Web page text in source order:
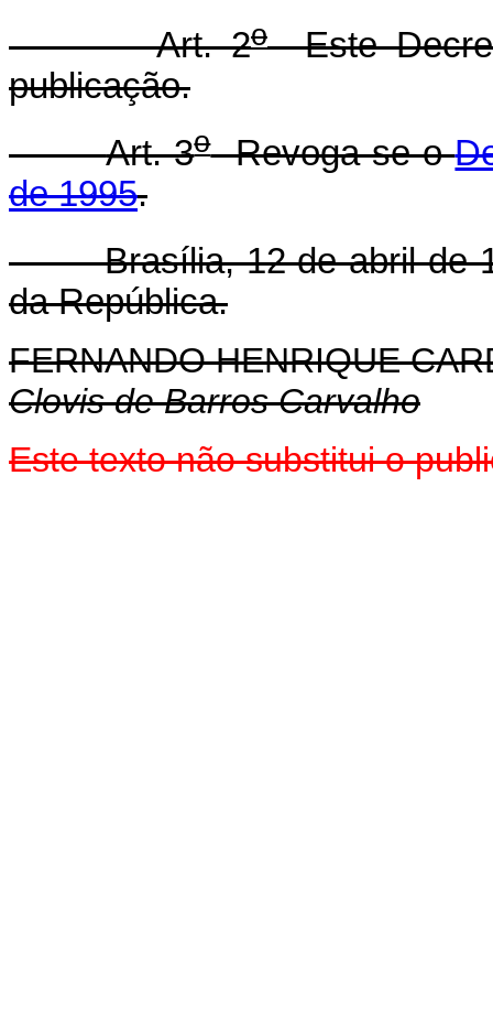
Art. 2oEste
publicação.
Art. 3oRevoga-se o
de 1995.
Brasília, 12 de abril de
da República.
FERNANDO HENRIQUE
Clovis de Barros Carvalho
Este texto não substitui o